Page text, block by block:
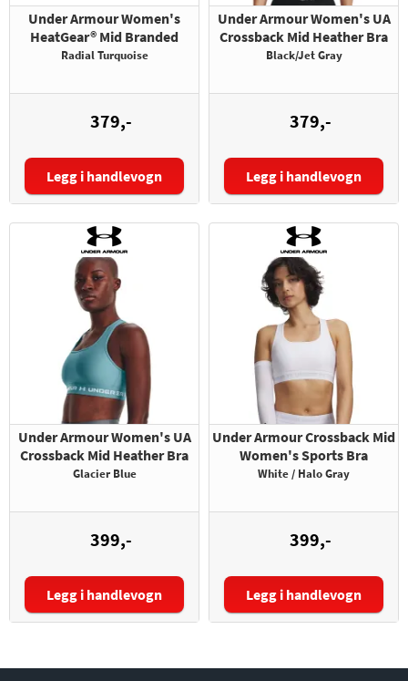
Under Armour Women's
HeatGear® Mid Branded
Radial Turquoise
379,-
Størrelse:
Legg i handlevogn
Under Armour Women's UA
Crossback Mid Heather Bra
Black/Jet Gray
379,-
Størrelse:
Legg i handlevogn
Under Armour Women's UA
Crossback Mid Heather Bra
Glacier Blue
399,-
Størrelse:
Legg i handlevogn
Under Armour Crossback Mid
Women's Sports Bra
White / Halo Gray
399,-
Størrelse:
Legg i handlevogn